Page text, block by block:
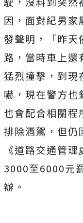
因，面對紀男家
發聲明，「昨天
路，當時車上還
猛烈撞擊，到現
嚇，現在警方也
也會配合相關程
排除酒駕，但仍
《道路交通管
3000至6000元
辦。